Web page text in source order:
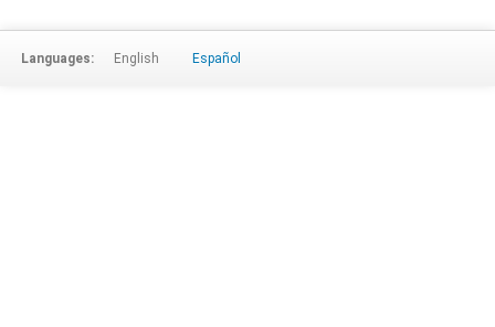
Languages: English Español